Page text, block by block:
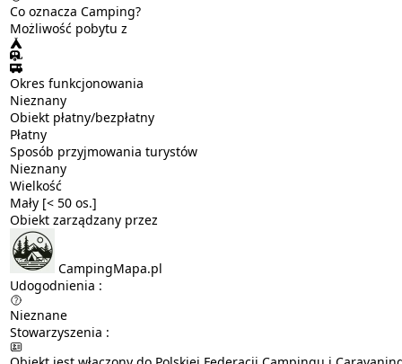
Co oznacza Camping?
Możliwość pobytu z
Okres funkcjonowania
Nieznany
Obiekt płatny/bezpłatny
Płatny
Sposób przyjmowania turystów
Nieznany
Wielkość
Mały [< 50 os.]
Obiekt zarządzany przez
CampingMapa.pl
Udogodnienia :
Nieznane
Stowarzyszenia :